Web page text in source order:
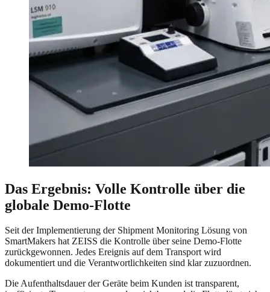
Das Ergebnis: Volle Kontrolle über die
globale Demo-Flotte
Seit der Implementierung der Shipment Monitoring Lösung von
SmartMakers hat ZEISS die Kontrolle über seine Demo-Flotte
zurückgewonnen. Jedes Ereignis auf dem Transport wird
dokumentiert und die Verantwortlichkeiten sind klar zuzuordnen.
Die Aufenthaltsdauer der Geräte beim Kunden ist transparent,